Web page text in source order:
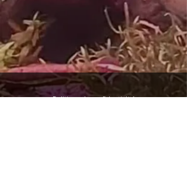
Politique de confidentialité